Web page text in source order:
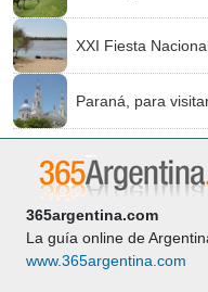
XXI Fiesta
Paraná, para
365argentina.com
La guía online de
www.365argentina.com